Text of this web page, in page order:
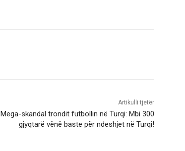
Artikulli tjetër
Mega-skandal trondit futbollin në Turqi: Mbi 300
gjyqtarë vënë baste për ndeshjet në Turqi!